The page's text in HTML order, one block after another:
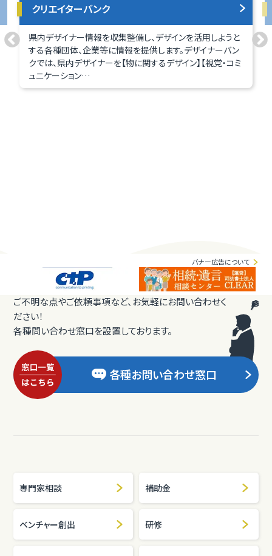
クリエイターバンク
県内デザイナー情報を収集整備し、デザインを活用しようと
する各種団体、企業等に情報を提供します。デザイナーバン
クでは、県内デザイナーを【物に関するデザイン】【視覚・コミ
ュニケーション…
バナー広告について
ご不明な点やご依頼事項など、お気軽にお問い合わせく
ださい！
各種問い合わせ窓口を設置しております。
各種お問い合わせ窓口
専門家相談 補助金
ベンチャー創出 研修